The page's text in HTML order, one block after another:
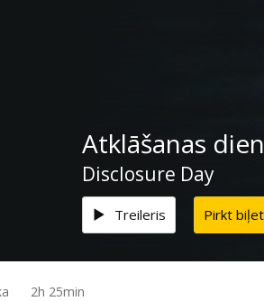
Atklāšanas
Disclosure Day
Treileris Pirkt
2h 25min